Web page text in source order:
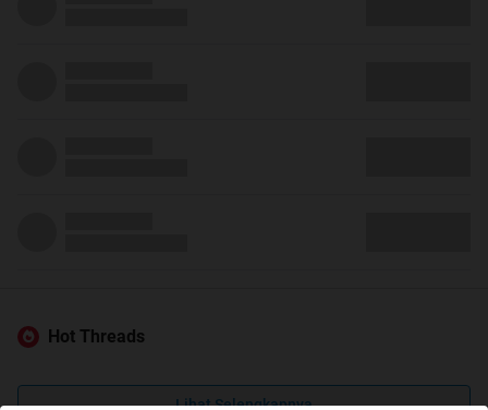
Hot Threads
Lihat Selengkapnya